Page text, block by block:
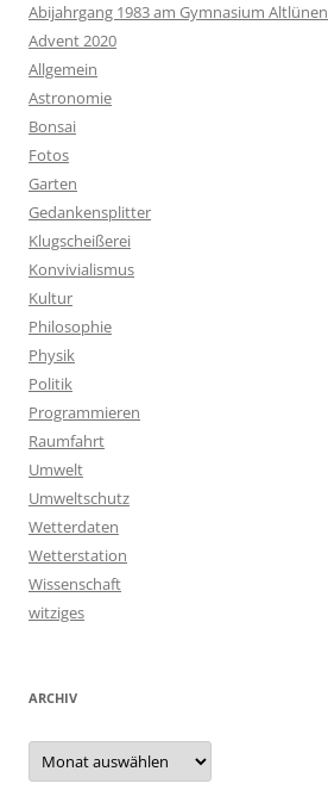
Abijahrgang 1983 am Gymnasium Altlünen
Advent 2020
Allgemein
Astronomie
Bonsai
Fotos
Garten
Gedankensplitter
Klugscheißerei
Konvivialismus
Kultur
Philosophie
Physik
Politik
Programmieren
Raumfahrt
Umwelt
Umweltschutz
Wetterdaten
Wetterstation
Wissenschaft
witziges
ARCHIV
Archiv